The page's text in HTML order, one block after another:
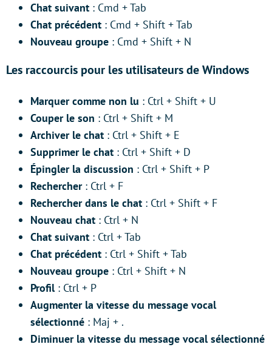
Chat suivant : Cmd + Tab
Chat précédent : Cmd + Shift + Tab
Nouveau groupe : Cmd + Shift + N
Les raccourcis pour les utilisateurs de Windows
Marquer comme non lu : Ctrl + Shift + U
Couper le son : Ctrl + Shift + M
Archiver le chat : Ctrl + Shift + E
Supprimer le chat : Ctrl + Shift + D
Épingler la discussion : Ctrl + Shift + P
Rechercher: Ctrl + F
Rechercher dans le chat : Ctrl + Shift + F
Nouveau chat : Ctrl + N
Chat suivant : Ctrl + Tab
Chat précédent : Ctrl + Shift + Tab
Nouveau groupe : Ctrl + Shift + N
Profil: Ctrl + P
Augmenter la vitesse du message vocal
sélectionné : Maj + .
Diminuer la vitesse du message vocal sélectionné